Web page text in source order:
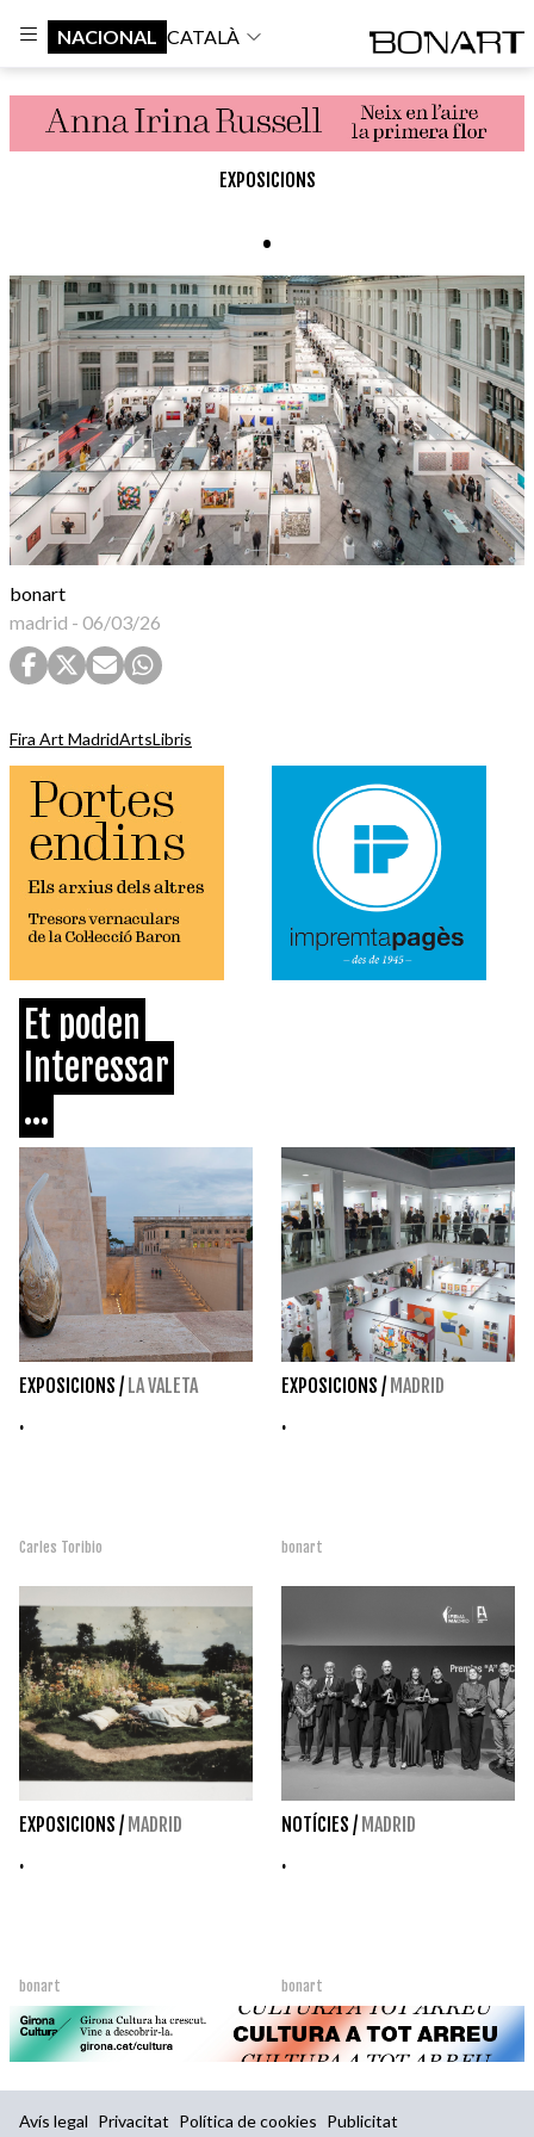
NACIONAL CATALÀ
EXPOSICIONS
.
bonart
madrid - 06/03/26
Fira Art MadridArtsLibris
Et poden
Interessar
...
EXPOSICIONS / LA VALETA
.
Carles Toribio
EXPOSICIONS / MADRID
.
bonart
EXPOSICIONS / MADRID
.
bonart
NOTÍCIES / MADRID
.
bonart
Avís legal Privacitat Política de cookies Publicitat